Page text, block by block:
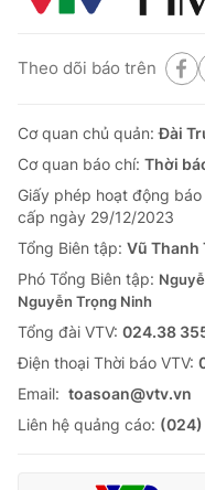
Theo dõi báo trên
Cơ quan chủ quản:Đài
Cơ quan báo chí: Thời
Giấy phép hoạt động
cấp ngày 29/12/2023
Tổng Biên tập: Vũ Thanh
Phó Tổng Biên tập:
Nguyễn Trọng Ninh
Tổng đài VTV: 024.38
Ðiện thoại Thời báo VTV:
Email: toasoan@vtv.vn
Liên hệ quảng cáo: (024)